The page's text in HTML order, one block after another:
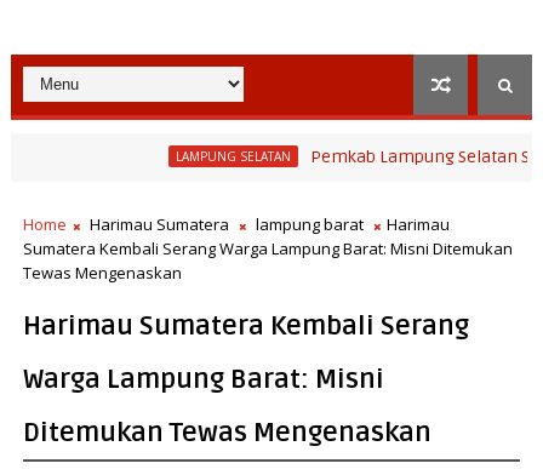
LAMPUNG SELATAN Pemkab Lampung Selatan Sambut
Home Harimau Sumatera lampung barat
Harimau
Sumatera Kembali Serang Warga Lampung Barat: Misni Ditemukan
Tewas Mengenaskan
Harimau Sumatera Kembali Serang
Warga Lampung Barat: Misni
Ditemukan Tewas Mengenaskan